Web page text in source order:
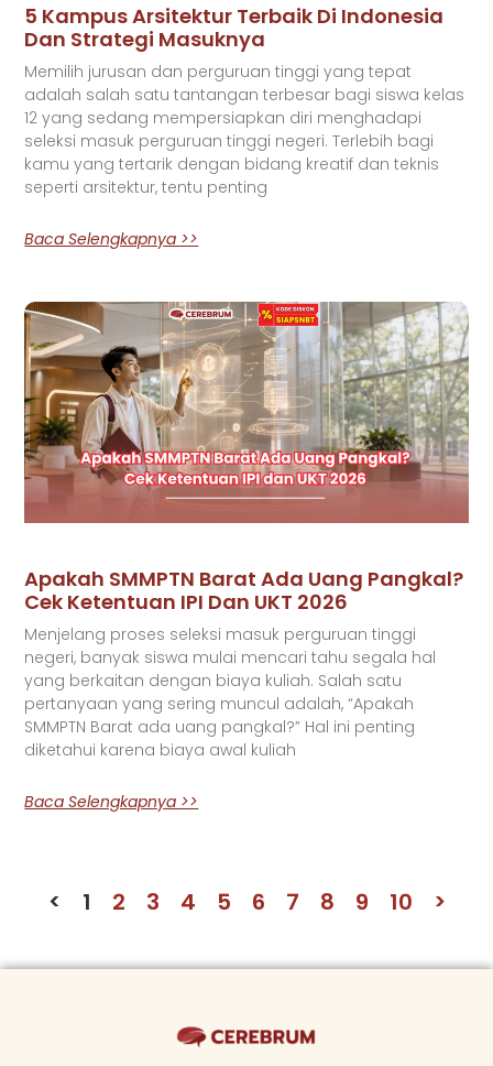
5 Kampus Arsitektur Terbaik Di Indonesia
Dan Strategi Masuknya
Memilih jurusan dan perguruan tinggi yang tepat
adalah salah satu tantangan terbesar bagi siswa kelas
12 yang sedang mempersiapkan diri menghadapi
seleksi masuk perguruan tinggi negeri. Terlebih bagi
kamu yang tertarik dengan bidang kreatif dan teknis
seperti arsitektur, tentu penting
Baca Selengkapnya >>
Apakah SMMPTN Barat Ada Uang Pangkal?
Cek Ketentuan IPI Dan UKT 2026
Menjelang proses seleksi masuk perguruan tinggi
negeri, banyak siswa mulai mencari tahu segala hal
yang berkaitan dengan biaya kuliah. Salah satu
pertanyaan yang sering muncul adalah, “Apakah
SMMPTN Barat ada uang pangkal?” Hal ini penting
diketahui karena biaya awal kuliah
Baca Selengkapnya >>
< 1 2 3 4 5 6 7 8 9 10 >